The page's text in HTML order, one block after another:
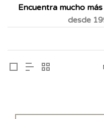
Encuentra mucho más
desde